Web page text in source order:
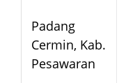
Padang
Cermin, Kab.
Pesawaran